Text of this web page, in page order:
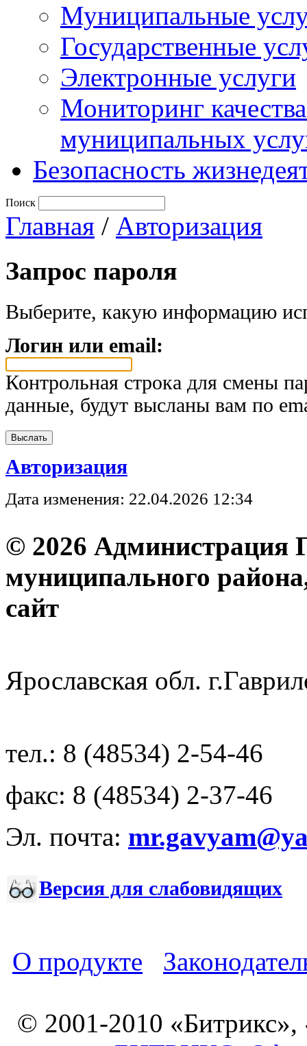
Муниципальные
Государственные
Электронные услуги
Мониторинг
муниципальных
Безопасность
Поиск
Главная / Авторизация
Запрос пароля
Выберите, какую информацию
Логин или email:
Контрольная строка для смены
данные, будут высланы вам по
Авторизация
Дата изменения: 22.04.2026 12:34
© 2026 Администрация
муниципального
Ярославская обл.
тел.: 8 (48534) 2-54-46
факс: 8 (48534) 2-37-46
Эл. почта:
Версия для слабовидящих
О продукте
© 2001-2010 «Битрикс»,